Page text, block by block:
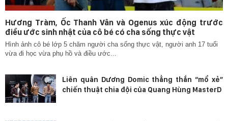
Hương Tràm, Ốc Thanh Vân và Ogenus xúc động trước
điều ước sinh nhật của cô bé có cha sống thực vật
Hình ảnh cô bé lớp 5 chăm người cha sống thực vật, người anh 17 tuổi
vừa đi học vừa phụ hồ và điều ước...
Liên quân Dương Domic thẳng thắn “mổ xẻ”
chiến thuật chia đội của Quang Hùng MasterD